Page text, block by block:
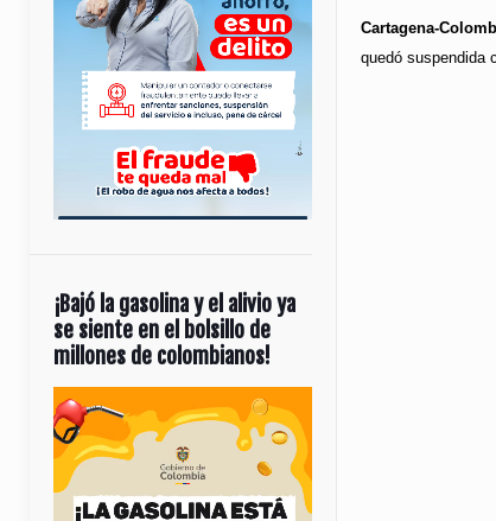
Cartagena-
quedó suspendida
¡Bajó la gasolina y el alivio ya
se siente en el bolsillo de
millones de colombianos!
Reproductor
de
vídeo